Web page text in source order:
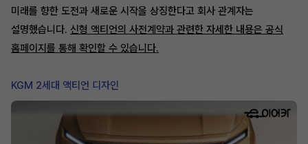
미래를 향한 도전과 새로운 시작을 상징한다고 회사 관계자는
설명했습니다. 신형 액티언의 사전계약과 관련한 자세한 내용은 공식
홈페이지를 통해 확인할 수 있습니다.
KGM 2세대 액티언 디자인